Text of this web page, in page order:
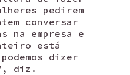
pedirem
conversar
na empresa e
está
dizer
diz.